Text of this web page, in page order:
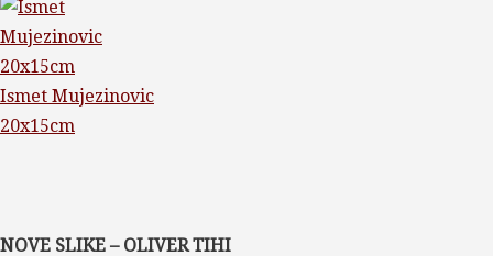
Ismet Mujezinovic
20x15cm
NOVE SLIKE – OLIVER TIHI